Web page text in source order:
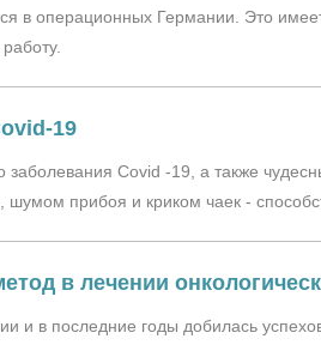
в операционных Германии. Это
19
Covid -19, а также
прибоя и криком чаек -
в лечении
и в последние годы добилась